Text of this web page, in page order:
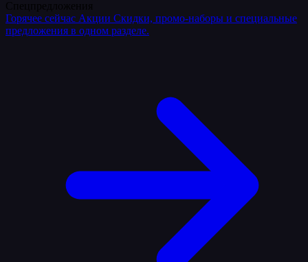
Горячее сейчас Акции Скидки, промо-наборы и специальные
предложения в одном разделе.